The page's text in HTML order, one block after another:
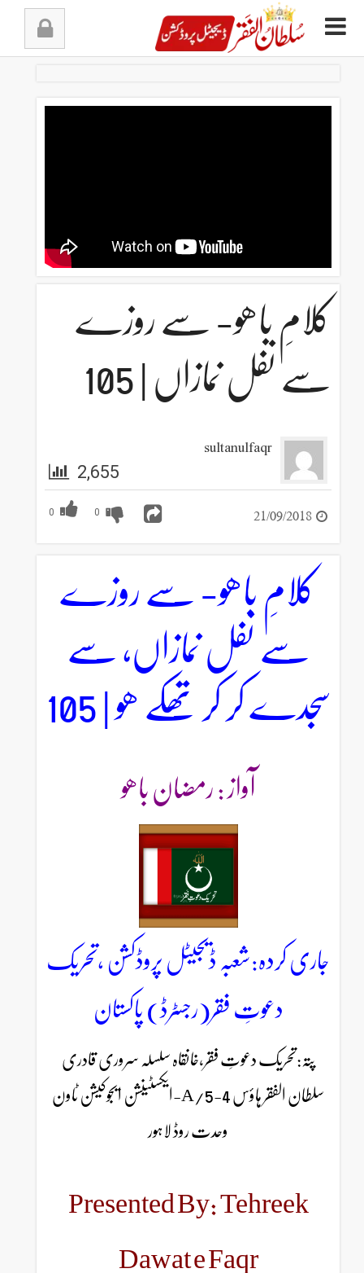
کلامِ باھو- سے روزے
سے نفل نمازاں | 105
sultanulfaqr
2,655
0 0 21/09/2018
کلامِ باھو- سے روزے
سے نفل نمازاں، سے
سجدے کر کر تھکے ھو | 105
آواز : رمضان باھو
جاری کردہ:شعبہ ڈیجیٹل پروڈکشن ،تحریک
دعوتِ فقر(رجسٹرڈ) پاکستان
پتہ:تحریک دعوتِ فقر،خانقاہ سلسلہ سروری قادری
سلطان الفقر ہاؤس 4-5/A-ایکسٹینشن ایجوکیشن ٹاون
وحدت روڈ لاہور
Presented By: Tehreek
Dawat e Faqr